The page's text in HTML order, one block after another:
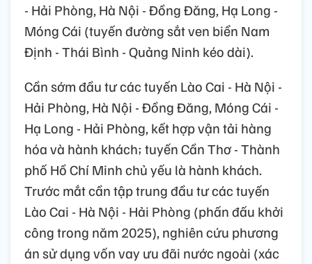
- Hải Phòng, Hà Nội - Đồng Đăng, Hạ Long -
Móng Cái (tuyến đường sắt ven biển Nam
Định - Thái Bình - Quảng Ninh kéo dài).
Cần sớm đầu tư các tuyến Lào Cai - Hà Nội -
Hải Phòng, Hà Nội - Đồng Đăng, Móng Cái -
Hạ Long - Hải Phòng, kết hợp vận tải hàng
hóa và hành khách; tuyến Cần Thơ - Thành
phố Hồ Chí Minh chủ yếu là hành khách.
Trước mắt cần tập trung đầu tư các tuyến
Lào Cai - Hà Nội - Hải Phòng (phấn đấu khởi
công trong năm 2025), nghiên cứu phương
án sử dụng vốn vay ưu đãi nước ngoài (xác